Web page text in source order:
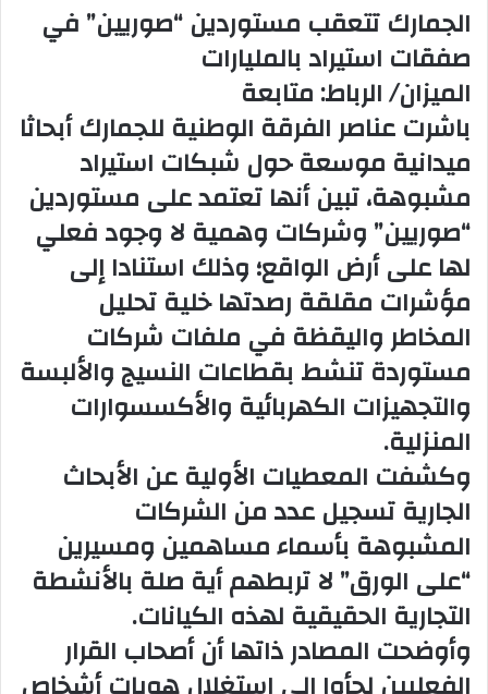
الجمارك تتعقب مستوردين “صوريين” في
صفقات استيراد بالمليارات
الميزان/ الرباط: متابعة
باشرت عناصر الفرقة الوطنية للجمارك أبحاثا
ميدانية موسعة حول شبكات استيراد
مشبوهة، تبين أنها تعتمد على مستوردين
“صوريين” وشركات وهمية لا وجود فعلي
لها على أرض الواقع؛ وذلك استنادا إلى
مؤشرات مقلقة رصدتها خلية تحليل
المخاطر واليقظة في ملفات شركات
مستوردة تنشط بقطاعات النسيج والألبسة
والتجهيزات الكهربائية والأكسسوارات
المنزلية.
وكشفت المعطيات الأولية عن الأبحاث
الجارية تسجيل عدد من الشركات
المشبوهة بأسماء مساهمين ومسيرين
“على الورق” لا تربطهم أية صلة بالأنشطة
التجارية الحقيقية لهذه الكيانات.
وأوضحت المصادر ذاتها أن أصحاب القرار